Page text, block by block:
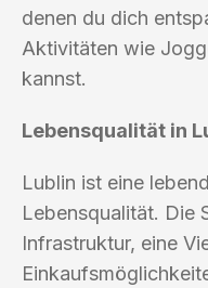
denen du dich
Aktivitäten wie
kannst.
Lebensqualität in
Lublin ist eine
Lebensqualität. Die
Infrastruktur, eine